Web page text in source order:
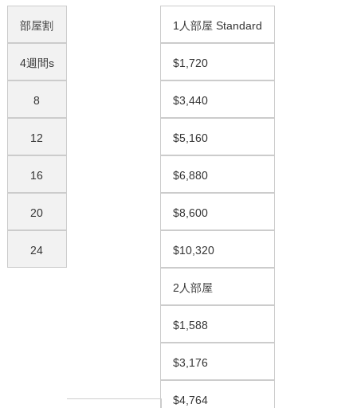
部屋割
4週間s
8
12
16
20
24
1人部屋 Standard
$1,720
$3,440
$5,160
$6,880
$8,600
$10,320
2人部屋
$1,588
$3,176
$4,764